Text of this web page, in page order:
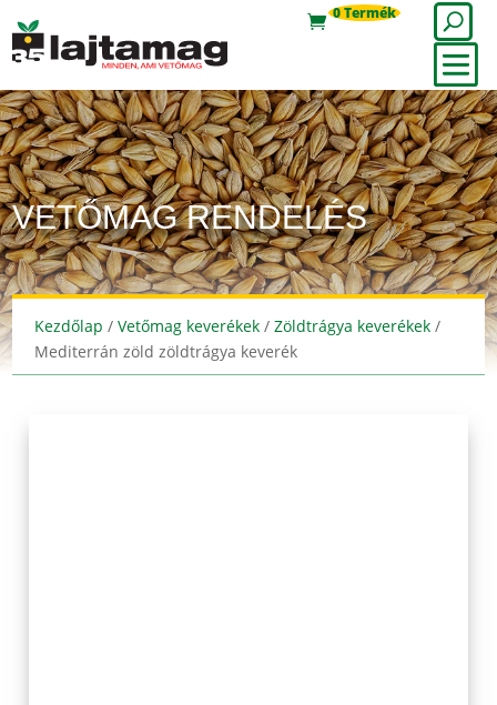
0 Termék
VETŐMAG RENDELÉS
Kezdőlap /Vetőmag keverékek /Zöldtrágya keverékek /
Mediterrán zöld zöldtrágya keverék